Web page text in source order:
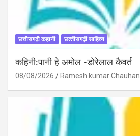
छत्तीसगढ़ी कहानी छत्‍तीसगढ़ी साहित्‍य
कहिनी:पानी हे अमोल -डोरेलाल कैवर्त
08/08/2026 Ramesh kumar Chauhan